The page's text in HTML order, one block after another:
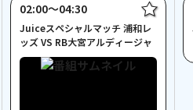
02:00〜04:30
Juiceスペシャルマッチ 浦和レ
ッズ VS RB大宮アルディージャ